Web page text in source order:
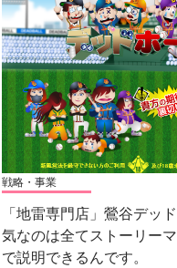
戦略・事業
「地雷専門店」鶯谷デッ
気なのは全てストーリー
で説明できるんです。